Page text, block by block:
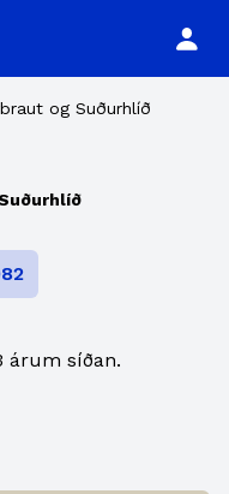
og Suðurhlíð
árum síðan.